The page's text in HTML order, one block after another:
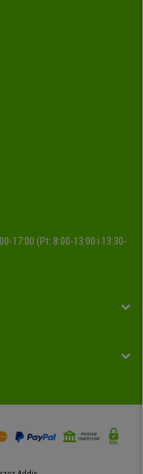
17:00 (Pt: 8:00-13:00 i 13:30-